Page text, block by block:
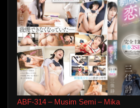
ABF-314 – Musim Semi – Mika